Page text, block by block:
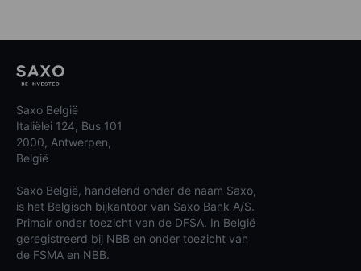
Saxo België
Italiëlei 124, Bus 101
2000, Antwerpen,
België
Saxo België, handelend onder de naam Saxo,
is het Belgisch bijkantoor van Saxo Bank A/S.
Primair onder toezicht van de DFSA. In België
geregistreerd bij NBB en onder toezicht van
de FSMA en NBB.